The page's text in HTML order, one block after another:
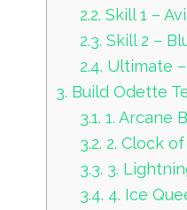
2.2. Skill 1 –
2.3. Skill 2 –
2.4. Ultimate
3. Build Odette
3.1. 1. Arcane
3.2. 2. Clock
3.3. 3.
3.4. 4. Ice